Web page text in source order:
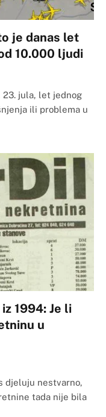
je danas let
10.000 ljudi
23. jula, let jednog
ili problema u
1994: Je li
u
djeluju nestvarno,
tada nije bila